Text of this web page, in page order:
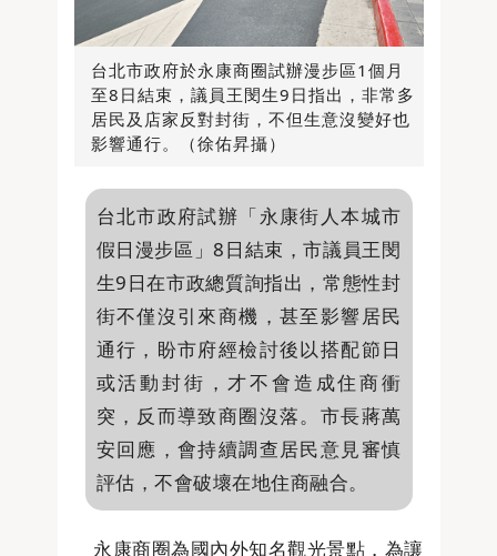
台北市政府於永康商圈試辦漫步區1個月
至8日結束，議員王閔生9日指出，非常多
居民及店家反對封街，不但生意沒變好也
影響通行。（徐佑昇攝）
台北市政府試辦「永康街人本城市
假日漫步區」8日結束，市議員王閔
生9日在市政總質詢指出，常態性封
街不僅沒引來商機，甚至影響居民
通行，盼市府經檢討後以搭配節日
或活動封街，才不會造成住商衝
突，反而導致商圈沒落。市長蔣萬
安回應，會持續調查居民意見審慎
評估，不會破壞在地住商融合。
永康商圈為國內外知名觀光景點，為讓